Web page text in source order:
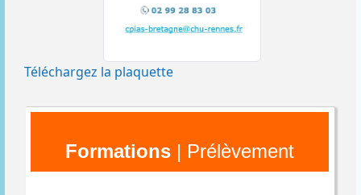
Téléchargez la plaquette
Formations | Prélèvement